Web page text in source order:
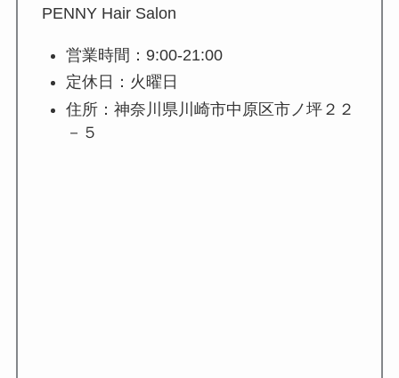
PENNY Hair Salon
営業時間：9:00-21:00
定休日：火曜日
住所：神奈川県川崎市中原区市ノ坪２２
－５